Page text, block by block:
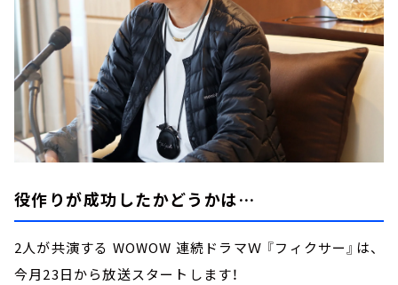
役作りが成功したかどうかは…
2人が共演する WOWOW 連続ドラマＷ 『フィクサー』は、
今月23日から放送スタートします！